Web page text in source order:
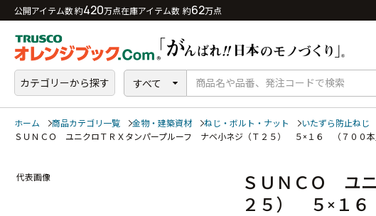
公開アイテム数 約420万点在庫アイテム数 約62万点
カテゴリーから探す すべて
ホーム 商品カテゴリ一覧 金物・建築資材 ねじ・ボルト・ナット いたずら防止ねじ
ＳＵＮＣＯ ユニクロＴＲＸタンパープルーフ ナベ小ネジ（Ｔ２５） ５×１６ （７００
代表画像
ＳＵＮＣＯ ユ
２５） ５×１